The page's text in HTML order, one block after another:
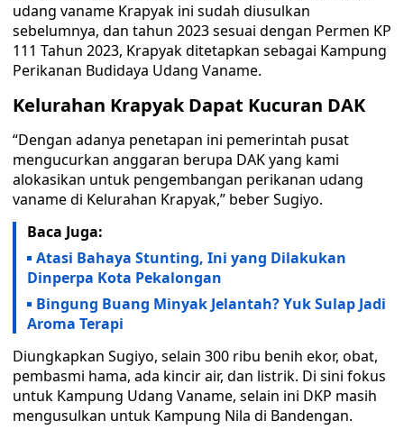
udang vaname Krapyak ini sudah diusulkan
sebelumnya, dan tahun 2023 sesuai dengan Permen KP
111 Tahun 2023, Krapyak ditetapkan sebagai Kampung
Perikanan Budidaya Udang Vaname.
Kelurahan Krapyak Dapat Kucuran DAK
“Dengan adanya penetapan ini pemerintah pusat
mengucurkan anggaran berupa DAK yang kami
alokasikan untuk pengembangan perikanan udang
vaname di Kelurahan Krapyak,” beber Sugiyo.
Baca Juga:
Atasi Bahaya Stunting, Ini yang Dilakukan
Dinperpa Kota Pekalongan
Bingung Buang Minyak Jelantah? Yuk Sulap Jadi
Aroma Terapi
Diungkapkan Sugiyo, selain 300 ribu benih ekor, obat,
pembasmi hama, ada kincir air, dan listrik. Di sini fokus
untuk Kampung Udang Vaname, selain ini DKP masih
mengusulkan untuk Kampung Nila di Bandengan.